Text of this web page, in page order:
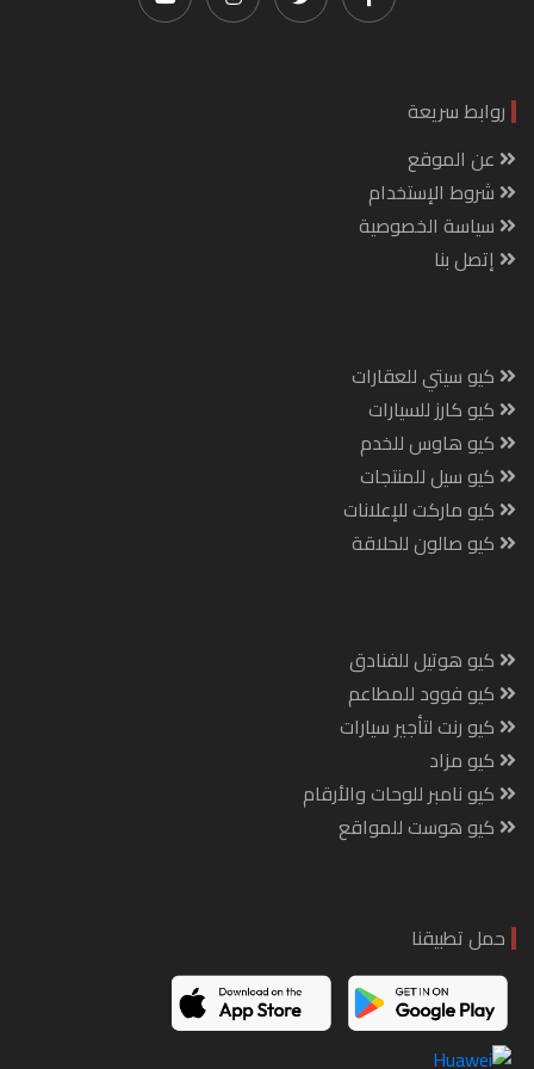
روابط سريعة
عن الموقع
شروط الإستخدام
سياسة الخصوصية
إتصل بنا
كيو سيتي للعقارات
كيو كارز للسيارات
كيو هاوس للخدم
كيو سيل للمنتجات
كيو ماركت للإعلانات
كيو صالون للحلاقة
كيو هوتيل للفنادق
كيو فوود للمطاعم
كيو رنت لتأجير سيارات
كيو مزاد
كيو نامبر للوحات والأرقام
كيو هوست للمواقع
حمل تطبيقنا